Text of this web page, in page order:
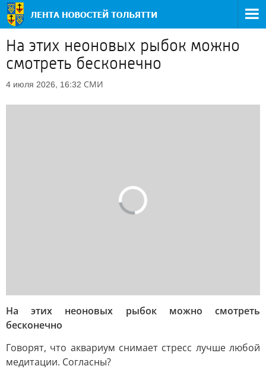
На этих неоновых рыбок можно
смотреть бесконечно
4 июля 2026, 16:32 СМИ
На этих неоновых рыбок можно смотреть
бесконечно
Говорят, что аквариум снимает стресс лучше любой
медитации. Согласны?